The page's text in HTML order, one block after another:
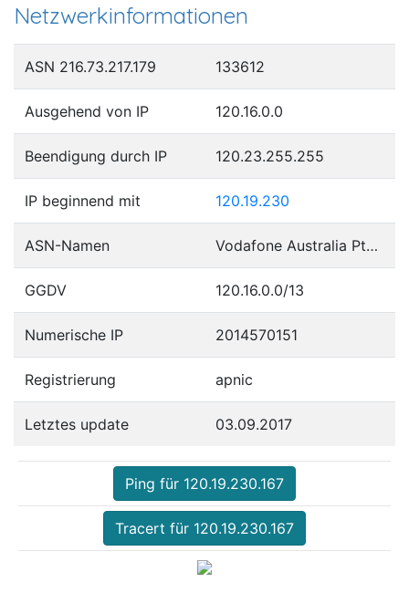
Netzwerkinformationen
ASN 216.73.217.179 133612
Ausgehend von IP 120.16.0.0
Beendigung durch IP 120.23.255.255
IP beginnend mit 120.19.230
ASN-Namen Vodafone Australia Pty Ltd
GGDV 120.16.0.0/13
Numerische IP 2014570151
Registrierung apnic
Letztes update 03.09.2017
Ping für 120.19.230.167
Tracert für 120.19.230.167